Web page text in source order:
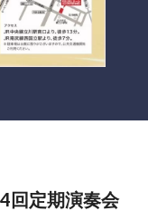
回定期演奏会